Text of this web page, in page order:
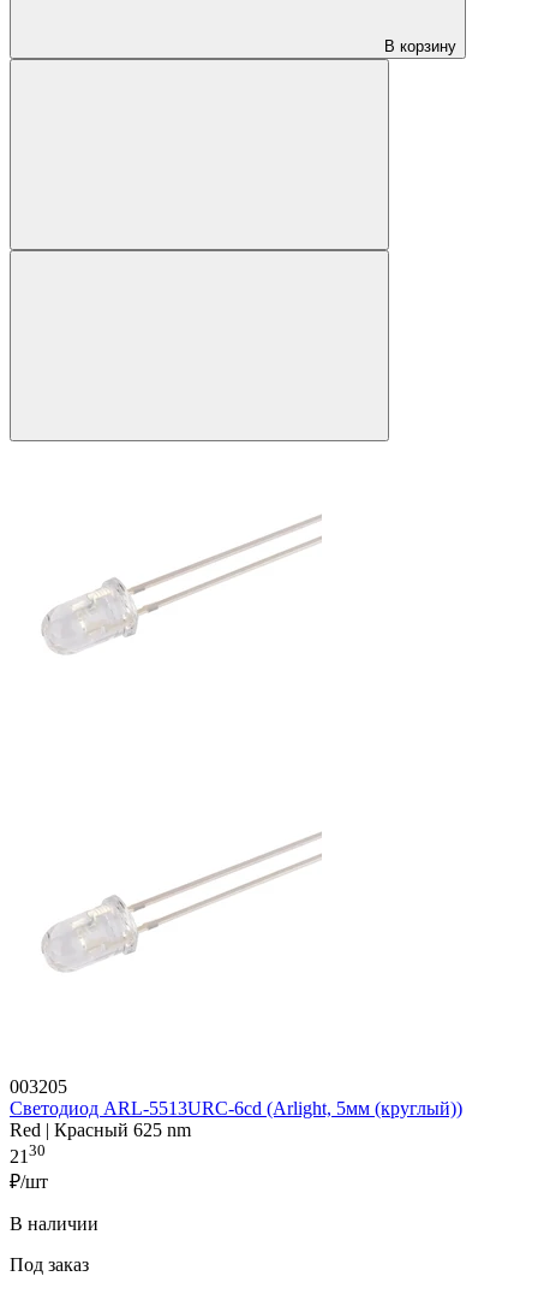
В корзину
003205
Светодиод ARL-5513URC-6cd (Arlight, 5мм (круглый))
Red | Красный 625 nm
2130
₽/шт
В наличии
Под заказ